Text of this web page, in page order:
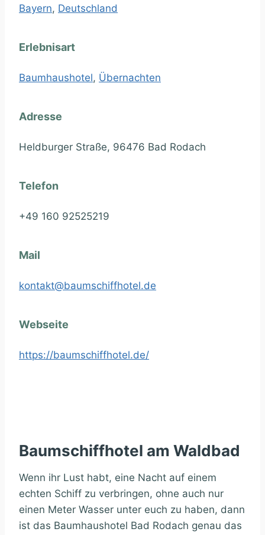
Bayern, Deutschland
Erlebnisart
Baumhaushotel, Übernachten
Adresse
Heldburger Straße, 96476 Bad Rodach
Telefon
+49 160 92525219
Mail
kontakt@baumschiffhotel.de
Webseite
https://baumschiffhotel.de/
Baumschiffhotel am Waldbad
Wenn ihr Lust habt, eine Nacht auf einem
echten Schiff zu verbringen, ohne auch nur
einen Meter Wasser unter euch zu haben, dann
ist das Baumhaushotel Bad Rodach genau das